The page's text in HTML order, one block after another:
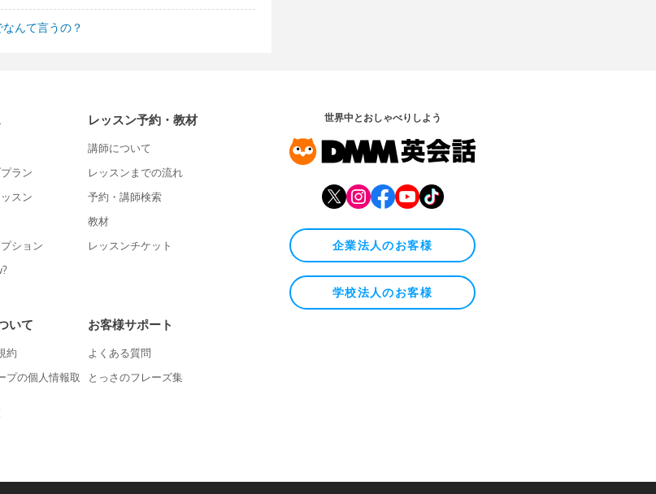
んて言うの？
ラン
スン
ション
レッスン予約・教材
講師について
レッスンまでの流れ
予約・講師検索
教材
レッスンチケット
いて
約
プの個人情報取
お客様サポート
よくある質問
とっさのフレーズ集
世界中とおしゃべりしよう
企業法人のお客様
学校法人のお客様